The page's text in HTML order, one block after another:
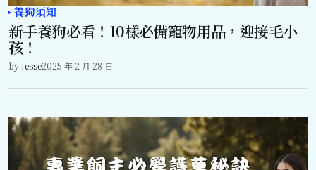
養狗須知
新手養狗必看！10樣必備寵物用品，迎接毛小
孩！
byJesse2025 年 2 月 28 日